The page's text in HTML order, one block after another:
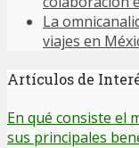
La
viajes en
Artículos de
En qué consiste el
sus principales